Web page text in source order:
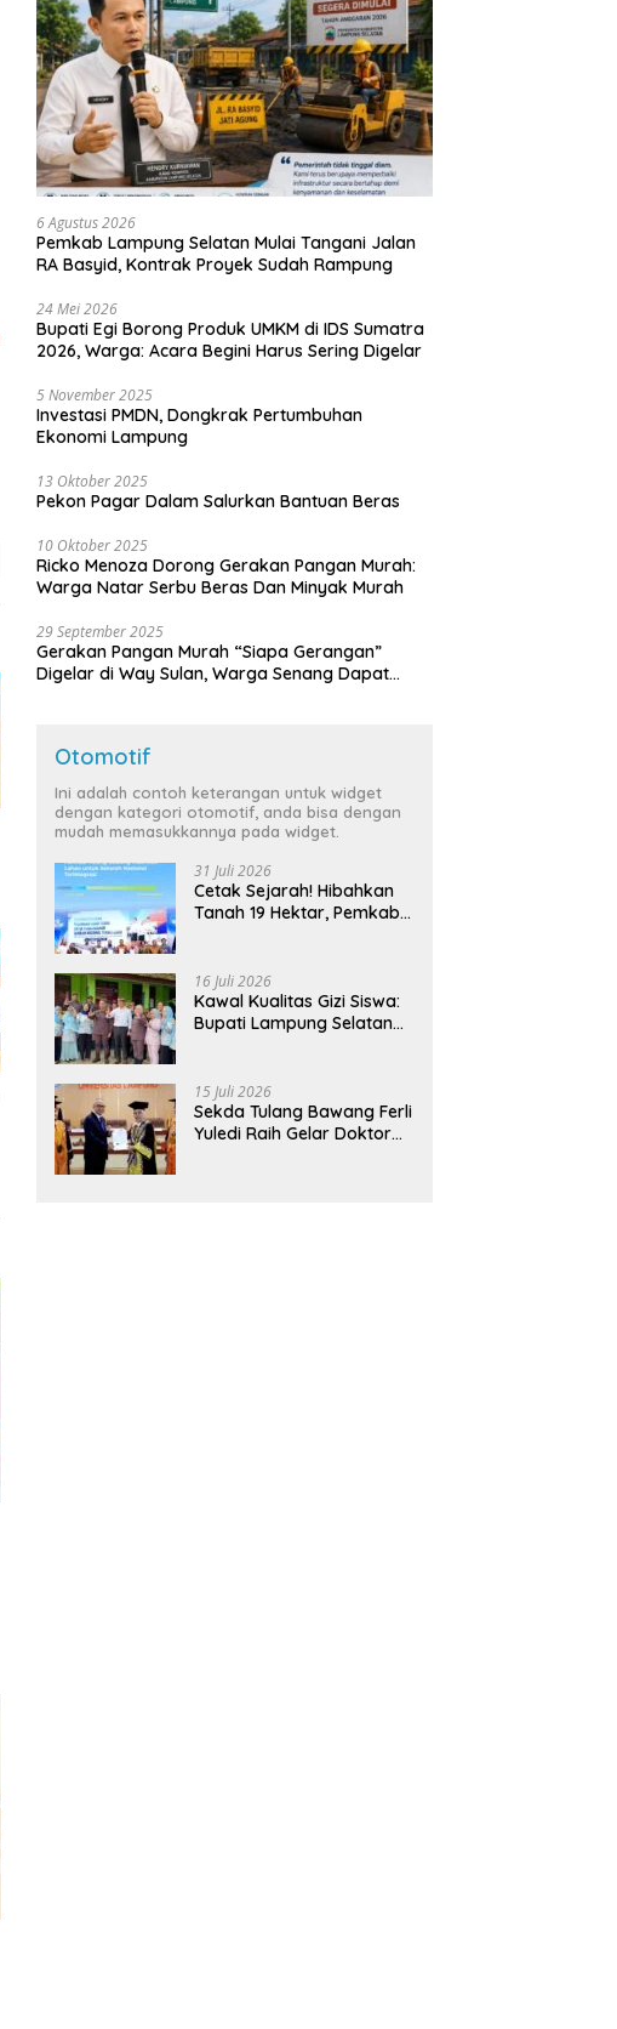
6 Agustus 2026
Pemkab Lampung Selatan Mulai Tangani Jalan
RA Basyid, Kontrak Proyek Sudah Rampung
24 Mei 2026
Bupati Egi Borong Produk UMKM di IDS Sumatra
2026, Warga: Acara Begini Harus Sering Digelar
5 November 2025
Investasi PMDN, Dongkrak Pertumbuhan
Ekonomi Lampung
13 Oktober 2025
Pekon Pagar Dalam Salurkan Bantuan Beras
10 Oktober 2025
Ricko Menoza Dorong Gerakan Pangan Murah:
Warga Natar Serbu Beras Dan Minyak Murah
29 September 2025
Gerakan Pangan Murah “Siapa Gerangan”
Digelar di Way Sulan, Warga Senang Dapat
Otomotif
Ini adalah contoh keterangan untuk widget
dengan kategori otomotif, anda bisa dengan
mudah memasukkannya pada widget.
31 Juli 2026
Cetak Sejarah! Hibahkan
Tanah 19 Hektar, Pemkab
Terintegrasi Pertama di
Lampung
16 Juli 2026
Kawal Kualitas Gizi Siswa:
Bupati Lampung Selatan
Bergizi Gratis di Natar
15 Juli 2026
Sekda Tulang Bawang Ferli
Yuledi Raih Gelar Doktor